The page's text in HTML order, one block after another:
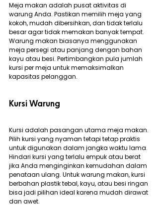
Meja makan adalah pusat aktivitas di
warung Anda. Pastikan memilih meja yang
kokoh, mudah dibersihkan, dan tidak terlalu
besar agar tidak memakan banyak tempat.
Warung makan biasanya menggunakan
meja persegi atau panjang dengan bahan
kayu atau besi. Pertimbangkan pula jumlah
kursi per meja untuk memaksimalkan
kapasitas pelanggan.
Kursi Warung
Kursi adalah pasangan utama meja makan.
Pilih kursi yang nyaman tetapi tetap praktis
untuk digunakan dalam jangka waktu lama.
Hindari kursi yang terlalu empuk atau berat
jika Anda menginginkan kemudahan dalam
penataan ulang. Untuk warung makan, kursi
berbahan plastik tebal, kayu, atau besi ringan
bisa jadi pilihan ideal karena mudah dirawat
dan awet.